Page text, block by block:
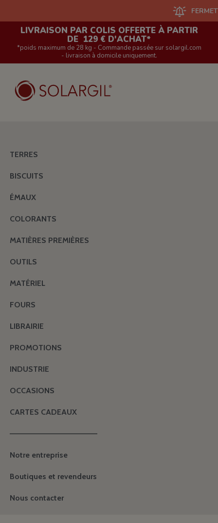
LIVRAISON PAR COLIS OFFERTE À PARTIR
DE 129 € D'ACHAT*
*poids maximum de 28 kg - Commande passée sur solargil.com
- livraison à domicile uniquement.
TERRES
BISCUITS
ÉMAUX
COLORANTS
MATIÈRES PREMIÈRES
OUTILS
MATÉRIEL
FOURS
LIBRAIRIE
PROMOTIONS
INDUSTRIE
OCCASIONS
CARTES CADEAUX
———————————————
Notre entreprise
Boutiques et revendeurs
Nous contacter